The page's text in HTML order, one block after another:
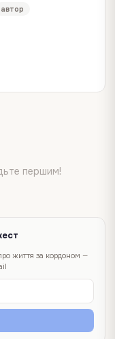
автор
першим!
життя за кордоном —